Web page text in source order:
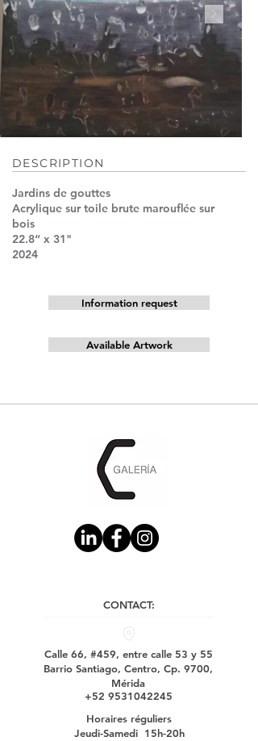
DESCRIPTION
Jardins de gouttes
Acrylique sur toile brute marouﬂée sur
bois
22.8“ x 31"
2024
Information request
Available Artwork
CONTACT:
Calle 66, #459, entre calle 53 y 55
Barrio Santiago, Centro, Cp. 9700,
Mérida
+52 9531042245
Horaires réguliers
Jeudi-Samedi 15h-20h